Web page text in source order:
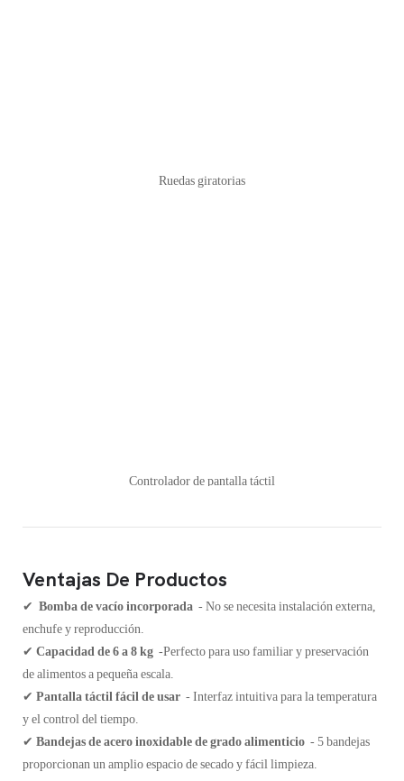
Ruedas giratorias
Controlador de pantalla táctil
Ventajas De Productos
✔ Bomba de vacío incorporada - No se necesita instalación externa,
enchufe y reproducción.
✔ Capacidad de 6 a 8 kg -Perfecto para uso familiar y preservación
de alimentos a pequeña escala.
✔ Pantalla táctil fácil de usar - Interfaz intuitiva para la temperatura
y el control del tiempo.
✔ Bandejas de acero inoxidable de grado alimenticio - 5 bandejas
proporcionan un amplio espacio de secado y fácil limpieza.